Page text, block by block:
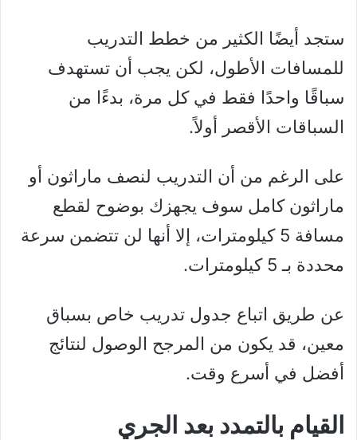
ستجد أيضًا الكثير من خطط التدريب
للمسافات الأطول، لكن يجب أن تستهدف
سباقًا واحدًا فقط في كل مرة، بدءًا من
السباقات الأقصر أولاً.
على الرغم من أن التدريب لنصف ماراثون أو
ماراثون كامل سوف يجهزك بوضوح لقطع
مسافة 5 كيلومترات، إلا أنها لن تتضمن سرعة
محددة بـ 5 كيلومترات.
عن طريق اتباع جدول تدريب خاص بسباق
معين، قد يكون من المرجح الوصول لنتائج
أفضل في أسرع وقت.
القيام بالتمدد بعد الجري